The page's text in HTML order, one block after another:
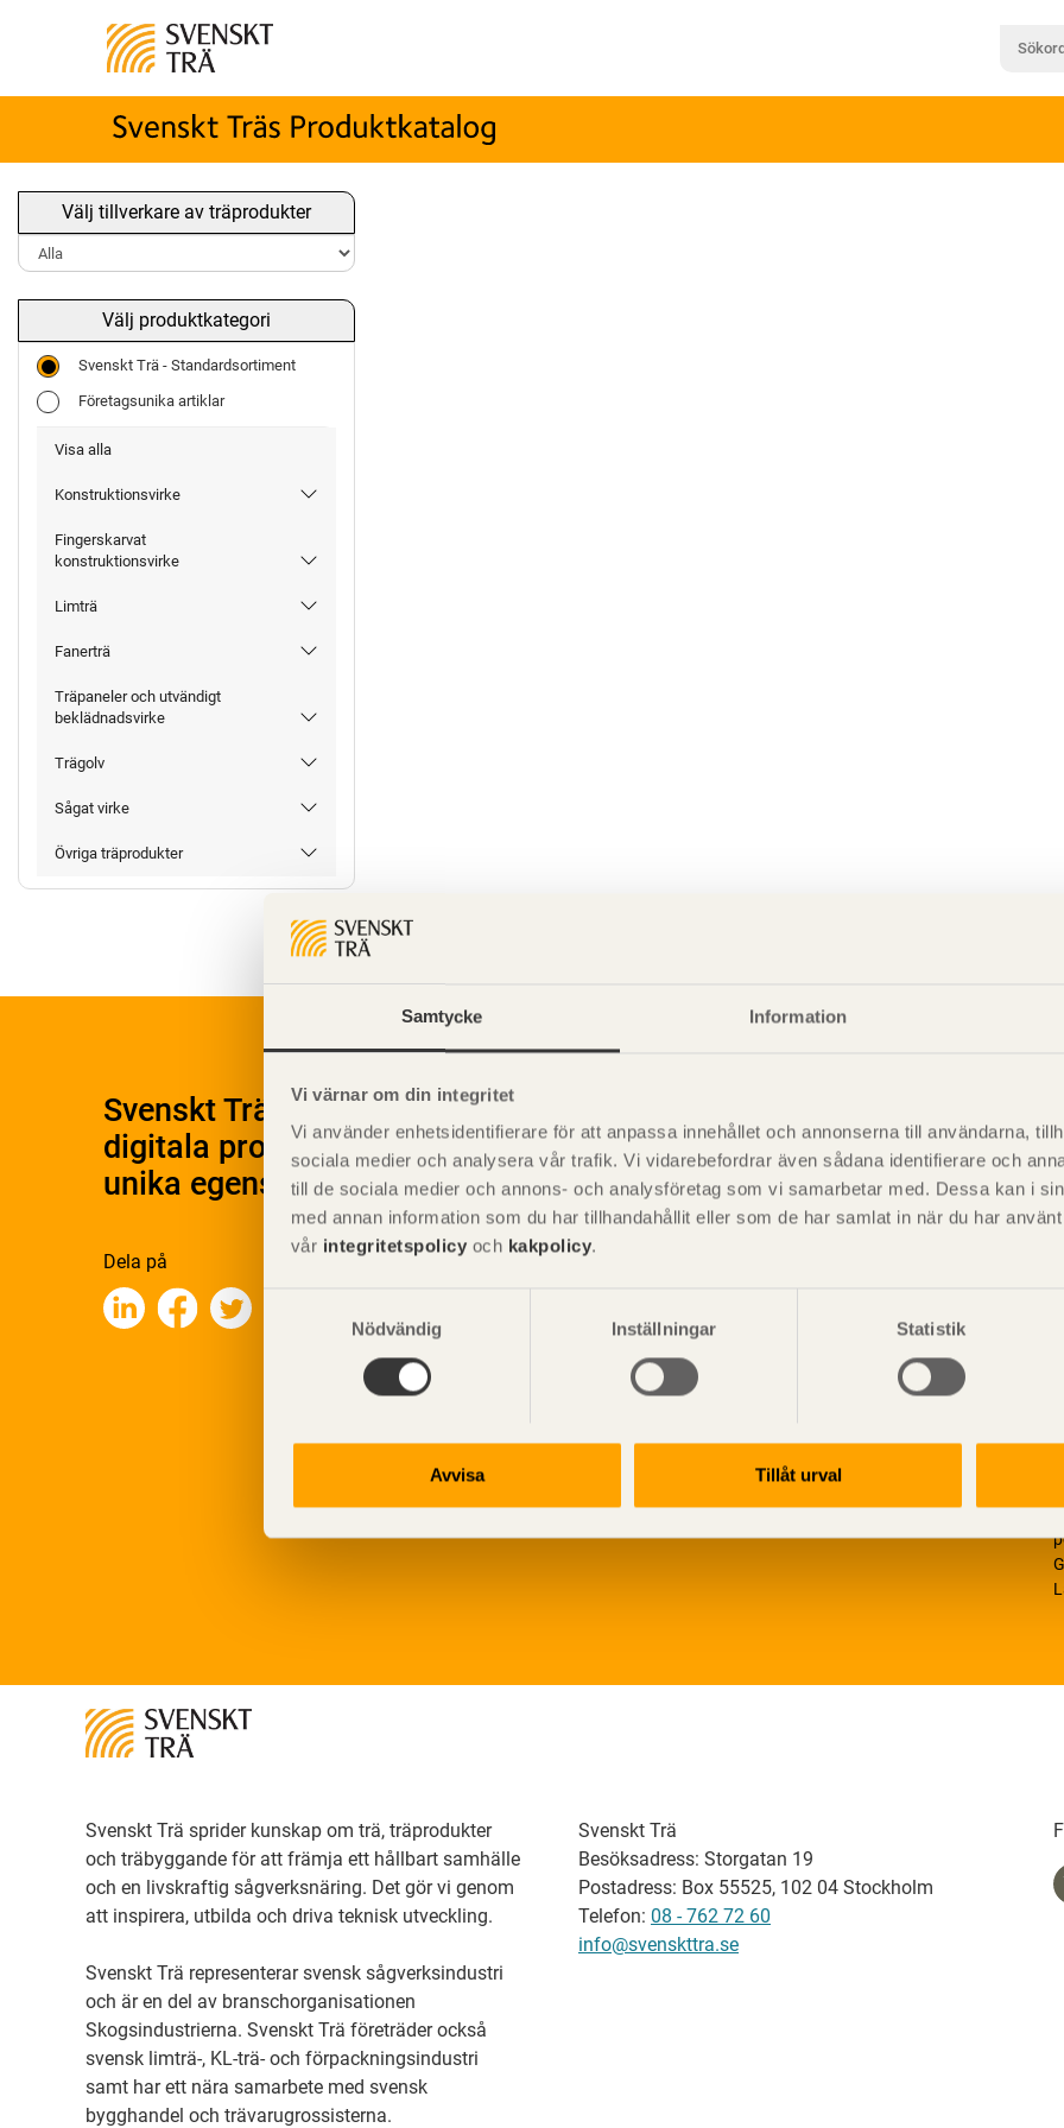
Samtycke Information
Vi värnar om din integritet
Vi använder enhetsidentifierare för att anpassa innehållet och annonserna till användarna,
sociala medier och analysera vår trafik. Vi vidarebefordrar även sådana identifierare och
till de sociala medier och annons- och analysföretag som vi samarbetar med. Dessa kan i
med annan information som du har tillhandahållit eller som de har samlat in när du har
vår integritetspolicy och kakpolicy.
Nödvändig
Inställningar Statistik
Avvisa Tillåt urval
Välj tillverkare av träprodukter
Välj produktkategori
Svenskt Trä - Standardsortiment
Företagsunika artiklar
Visa alla
Konstruktionsvirke
Fingerskarvat
konstruktionsvirke
Limträ
Fanerträ
Träpaneler och utvändigt
beklädnadsvirke
Trägolv
Sågat virke
Övriga träprodukter
Svenskt Träs Produktkatalog är svensk sågverksnärings
digitala produktkatalog för att beskriva träprodukter och deras
unika egenskaper.
Dela på
Svenskt Trä sprider kunskap om trä, träprodukter
och träbyggande för att främja ett hållbart samhälle
och en livskraftig sågverksnäring. Det gör vi genom
att inspirera, utbilda och driva teknisk utveckling.
Svenskt Trä representerar svensk sågverksindustri
och är en del av branschorganisationen
Skogsindustrierna. Svenskt Trä företräder också
svensk limträ-, KL-trä- och förpackningsindustri
samt har ett nära samarbete med svensk
bygghandel och trävarugrossisterna.
Svenskt Trä
Besöksadress: Storgatan 19
Postadress: Box 55525, 102 04 Stockholm
Telefon: 08 - 762 72 60
info@svenskttra.se